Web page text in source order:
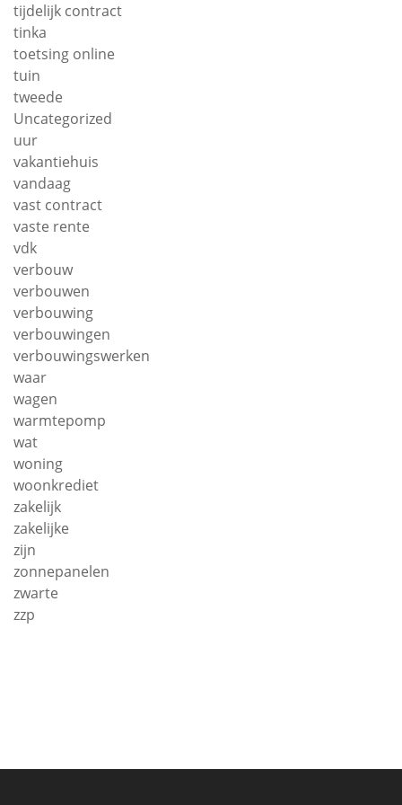
tijdelijk contract
tinka
toetsing online
tuin
tweede
Uncategorized
uur
vakantiehuis
vandaag
vast contract
vaste rente
vdk
verbouw
verbouwen
verbouwing
verbouwingen
verbouwingswerken
waar
wagen
warmtepomp
wat
woning
woonkrediet
zakelijk
zakelijke
zijn
zonnepanelen
zwarte
zzp